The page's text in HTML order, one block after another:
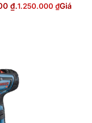
₫.1.250.000 ₫Giá